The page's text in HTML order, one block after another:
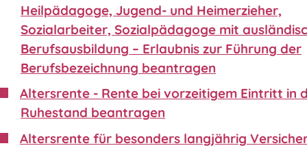
Heilpädagoge, Jugend- und Heimerzieher,
Sozialarbeiter, Sozialpädagoge mit
Berufsausbildung – Erlaubnis zur Führung der
Berufsbezeichnung beantragen
Altersrente - Rente bei vorzeitigem Eintritt in
Ruhestand beantragen
Altersrente für besonders langjährig